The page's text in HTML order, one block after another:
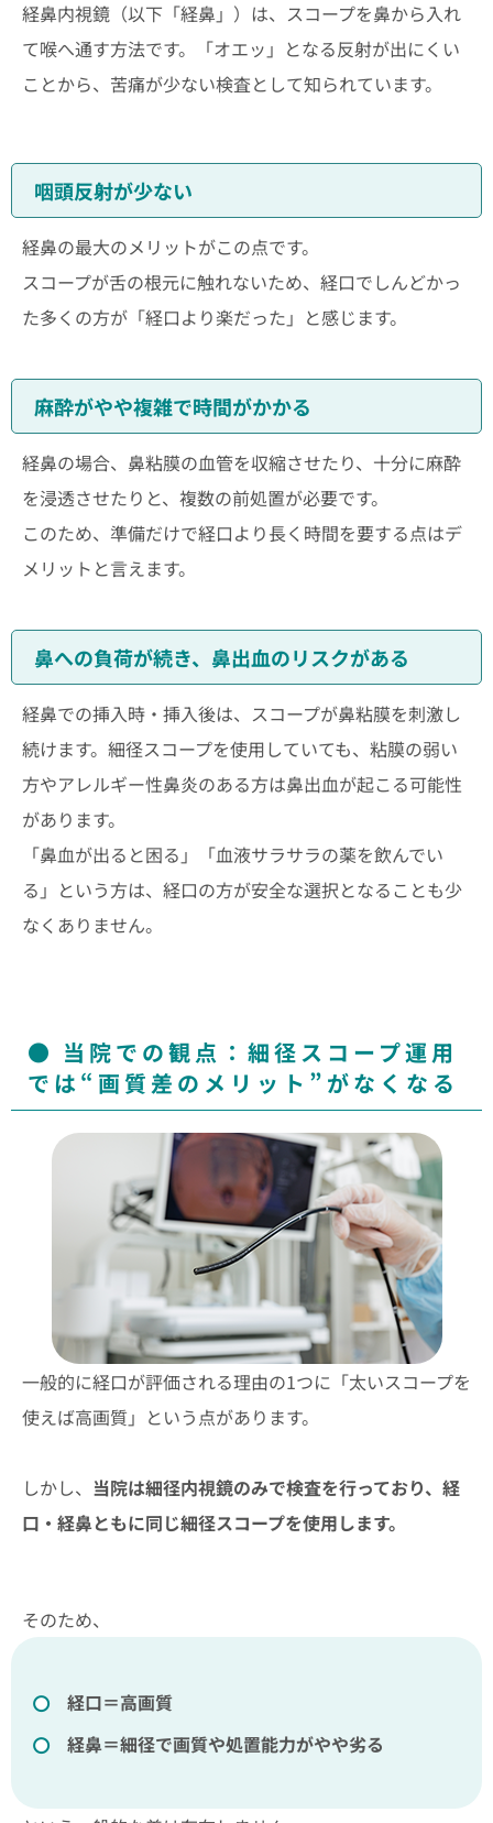
経鼻内視鏡（以下「経鼻」）は、スコープを鼻から入れ
て喉へ通す方法です。「オエッ」となる反射が出にくい
ことから、苦痛が少ない検査として知られています。
咽頭反射が少ない
経鼻の最大のメリットがこの点です。
スコープが舌の根元に触れないため、経口でしんどかっ
た多くの方が「経口より楽だった」と感じます。
麻酔がやや複雑で時間がかかる
経鼻の場合、鼻粘膜の血管を収縮させたり、十分に麻酔
を浸透させたりと、複数の前処置が必要です。
このため、準備だけで経口より長く時間を要する点はデ
メリットと言えます。
鼻への負荷が続き、鼻出血のリスクがある
経鼻での挿入時・挿入後は、スコープが鼻粘膜を刺激し
続けます。細径スコープを使用していても、粘膜の弱い
方やアレルギー性鼻炎のある方は鼻出血が起こる可能性
があります。
「鼻血が出ると困る」「血液サラサラの薬を飲んでい
る」という方は、経口の方が安全な選択となることも少
なくありません。
当院での観点：細径スコープ運用
では“画質差のメリット”がなくなる
一般的に経口が評価される理由の1つに「太いスコープを
使えば高画質」という点があります。
しかし、 当院は細径内視鏡のみで検査を行っており、経
口・経鼻ともに同じ細径スコープを使用します。
そのため、
経口＝高画質
経鼻＝細径で画質や処置能力がやや劣る